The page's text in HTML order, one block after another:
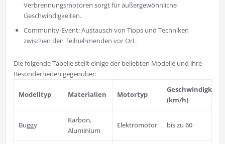
Verbrennungsmotoren sorgt für außergewöhnliche
Geschwindigkeiten.
Community-Event: Austausch von Tipps und Techniken
zwischen den Teilnehmenden vor Ort.
Die folgende Tabelle stellt einige der beliebten Modelle und ihre
Besonderheiten gegenüber:
Modelltyp Materialien Motortyp
Geschwindigkeit
(km/h)
Buggy
Karbon,
Aluminium
Elektromotor bis zu 60